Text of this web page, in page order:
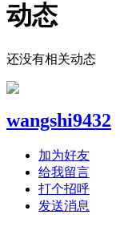
动态
还没有相关动态
wangshi9432
加为好友
给我留言
打个招呼
发送消息